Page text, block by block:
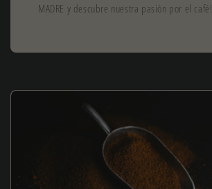
MADRE y descubre nuestra pasión por el café!